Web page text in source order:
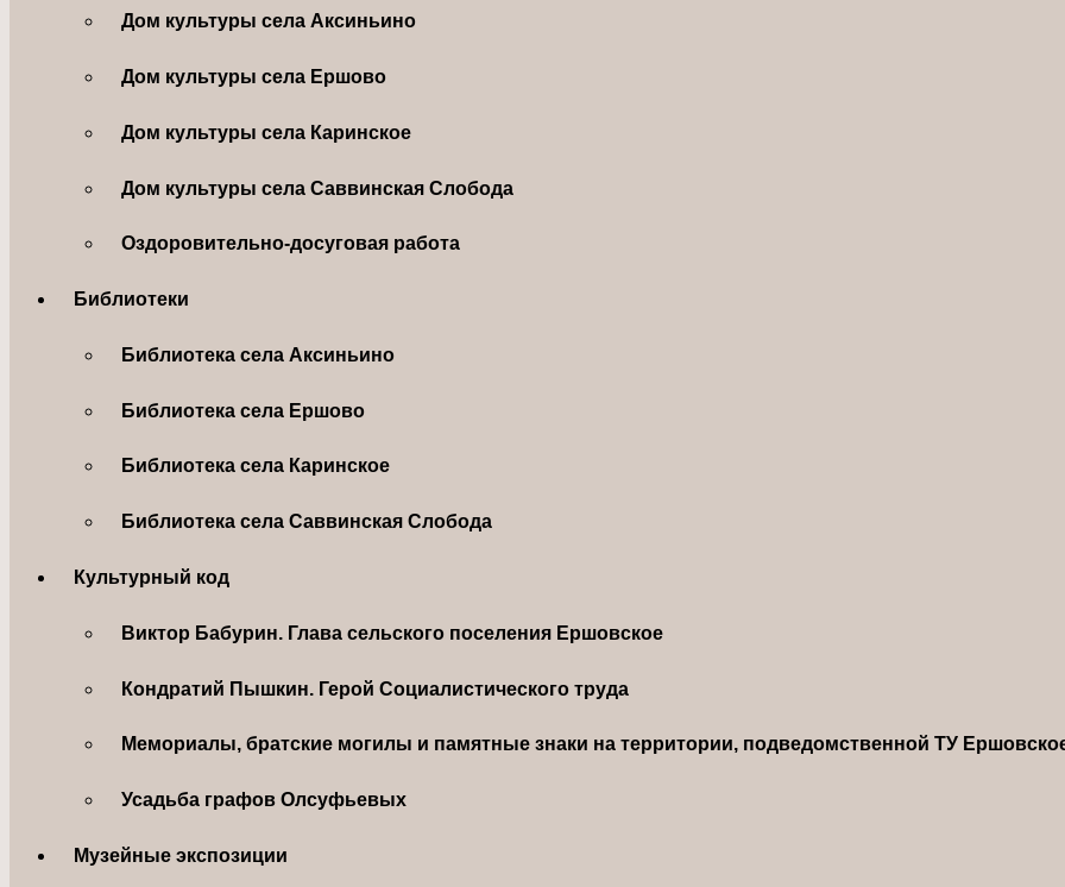
Дом культуры села Аксиньино
Дом культуры села Ершово
Дом культуры села Каринское
Дом культуры села Саввинская Слобода
Оздоровительно-досуговая работа
Библиотеки
Библиотека села Аксиньино
Библиотека села Ершово
Библиотека села Каринское
Библиотека села Саввинская Слобода
Культурный код
Виктор Бабурин. Глава сельского поселения Ершовское
Кондратий Пышкин. Герой Социалистического труда
Мемориалы, братские могилы и памятные знаки на территории, подведомственной ТУ
Усадьба графов Олсуфьевых
Музейные экспозиции